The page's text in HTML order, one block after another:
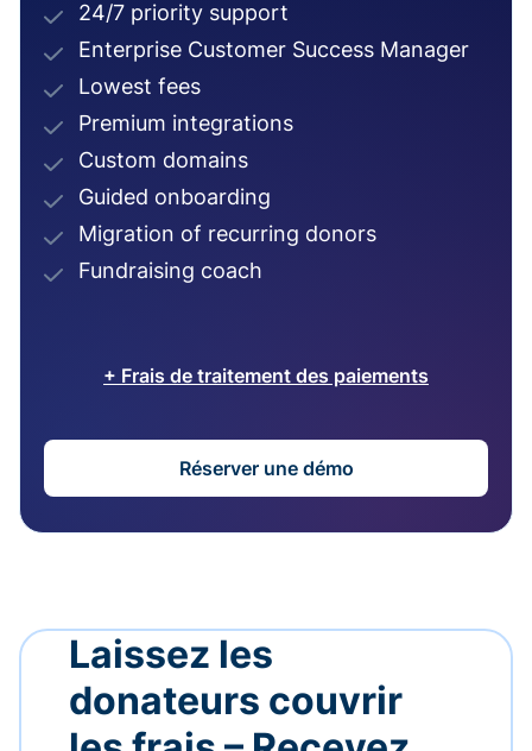
24/7 priority support
Enterprise Customer Success Manager
Lowest fees
Premium integrations
Custom domains
Guided onboarding
Migration of recurring donors
Fundraising coach
+ Frais de traitement des paiements
Réserver une démo
Laissez les
donateurs couvrir